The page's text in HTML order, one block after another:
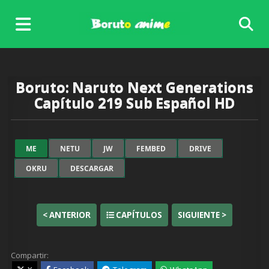
content
Boruto: Naruto Next Generations
Capítulo 219 Sub Español HD
ME NETU JW FEMBED
DRIVE
OKRU
DESCARGAR
< ANTERIOR CAPÍTULOS
SIGUIENTE >
Españolcompleto online, disfruta
Compartir: